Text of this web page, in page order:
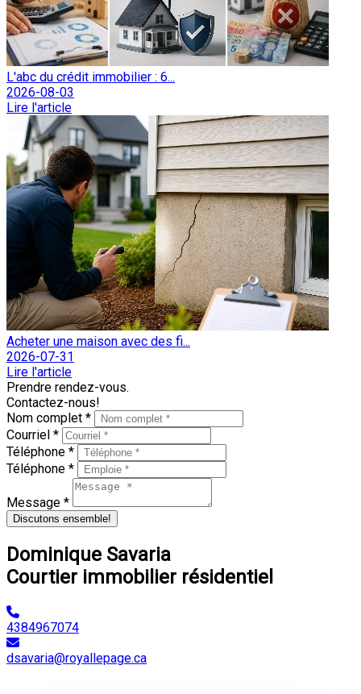
L'abc du crédit immobilier : 6...
2026-08-03
Lire l'article
Acheter une maison avec des fi...
2026-07-31
Lire l'article
Prendre rendez-vous.
Contactez-nous!
Nom complet *
Courriel *
Téléphone *
Téléphone *
Message *
Discutons ensemble!
Dominique Savaria
Courtier immobilier résidentiel
4384967074
dsavaria@royallepage.ca